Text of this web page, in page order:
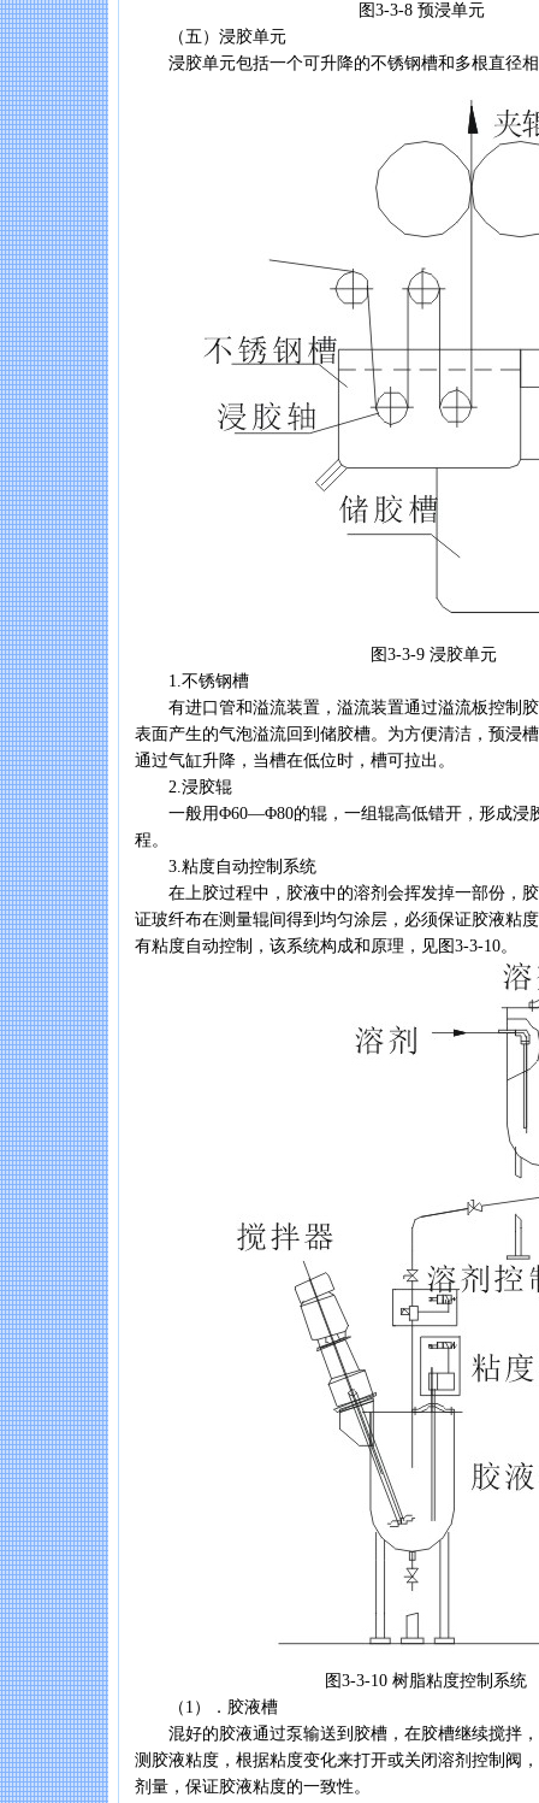
图3-3-8 预浸单元
（五）浸胶单元
浸胶单元包括一个可升降的不锈钢槽和多根直径相
图3-3-9 浸胶单元
1.不锈钢槽
有进口管和溢流装置，溢流装置通过溢流板控制胶
表面产生的气泡溢流回到储胶槽。为方便清洁，预浸
通过气缸升降，当槽在低位时，槽可拉出。
2.浸胶辊
一般用Φ60—Φ80的辊，一组辊高低错开，形成浸
程。
3.粘度自动控制系统
在上胶过程中，胶液中的溶剂会挥发掉一部份，胶
证玻纤布在测量辊间得到均匀涂层，必须保证胶液粘
有粘度自动控制，该系统构成和原理，见图3-3-10。
图3-3-10 树脂粘度控制系统
（1）．胶液槽
混好的胶液通过泵输送到胶槽，在胶槽继续搅拌，
测胶液粘度，根据粘度变化来打开或关闭溶剂控制阀
剂量，保证胶液粘度的一致性。